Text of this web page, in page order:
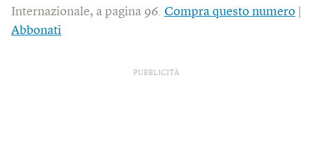
Internazionale, a pagina 96. Compra questo numero
Abbonati
PUBBLICITÀ